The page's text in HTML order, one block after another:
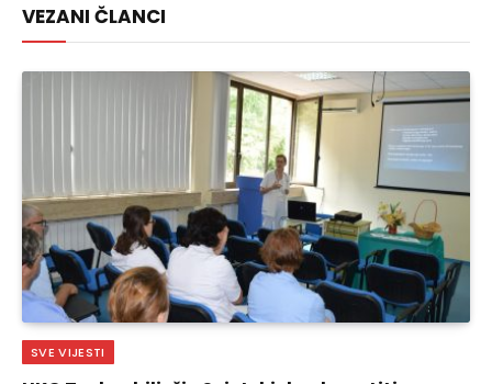
VEZANI ČLANCI
SVE VIJESTI